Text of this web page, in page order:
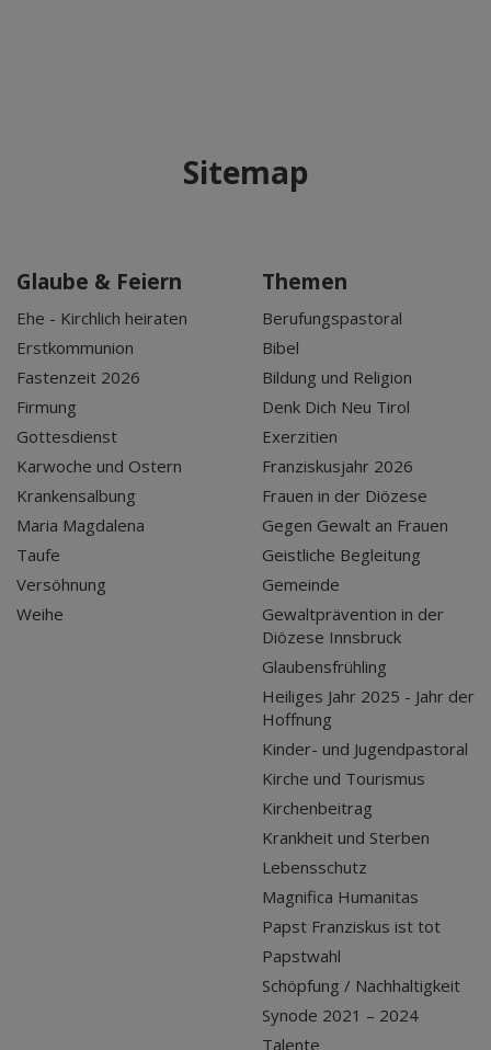
Sitemap
Glaube & Feiern
Ehe - Kirchlich heiraten
Erstkommunion
Fastenzeit 2026
Firmung
Gottesdienst
Karwoche und Ostern
Krankensalbung
Maria Magdalena
Taufe
Versöhnung
Weihe
Themen
Berufungspastoral
Bibel
Bildung und Religion
Denk Dich Neu Tirol
Exerzitien
Franziskusjahr 2026
Frauen in der Diözese
Gegen Gewalt an Frauen
Geistliche Begleitung
Gemeinde
Gewaltprävention in der
Diözese Innsbruck
Glaubensfrühling
Heiliges Jahr 2025 - Jahr der
Hoffnung
Kinder- und Jugendpastoral
Kirche und Tourismus
Kirchenbeitrag
Krankheit und Sterben
Lebensschutz
Magnifica Humanitas
Papst Franziskus ist tot
Papstwahl
Schöpfung / Nachhaltigkeit
Synode 2021 – 2024
Talente